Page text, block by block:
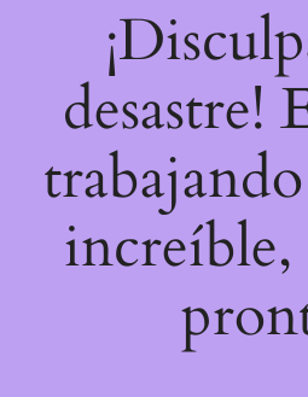
desastre!
increíble,